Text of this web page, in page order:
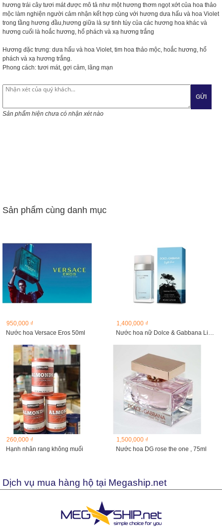
hương trái cây tươi mát được mô tả như một hương thơm ngọt xớt của hoa thảo
mộc làm nghiện người cảm nhận kết hợp cùng với hương dưa hấu và hoa Violet
trong tầng hương đầu,hương giữa là sự tinh túy của các hương hoa khác và
hương cuối là hoắc hương, hổ phách và xạ hương trắng
Hương đặc trưng: dưa hấu và hoa Violet, tim hoa thảo mộc, hoắc hương, hổ
phách và xạ hương trắng.
Phong cách: tươi mát, gợi cảm, lãng mạn
GỬI
Sản phẩm hiện chưa có nhận xét nào
Sản phẩm cùng danh mục
950,000 ₫
Nước hoa Versace Eros 50ml
1,400,000 ₫
Nước hoa nữ Dolce & Gabbana Light Blue Dreaming in...
260,000 ₫
Hạnh nhân rang không muối
1,500,000 ₫
Nước hoa DG rose the one , 75ml
Dịch vụ mua hàng hộ tại Megaship.net